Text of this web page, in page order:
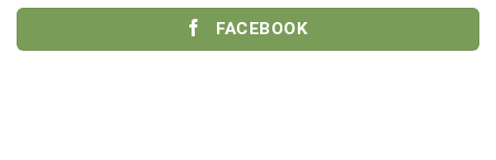
FACEBOOK